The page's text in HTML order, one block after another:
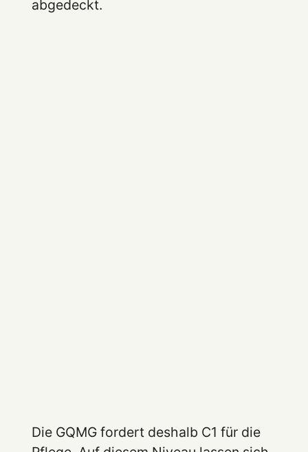
abgedeckt.
Die GQMG fordert deshalb C1 für die